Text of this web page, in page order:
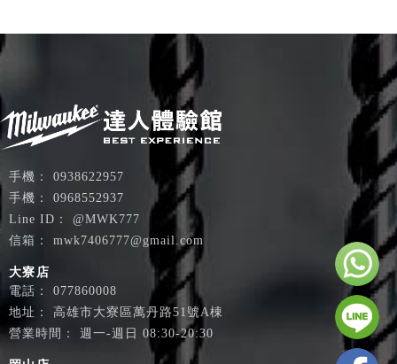
@MWK777
0968552937
0938622957
mwk7406777@gmail.com
大寮店
077860008
高雄市大寮區萬丹路51號A棟
週一-週日 08:30-20:30